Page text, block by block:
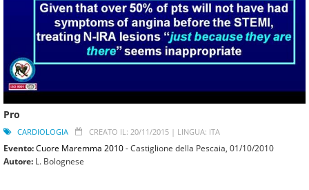
Pro
CARDIOLOGIA CREATO IL: 20/11/2015 | LINGUA: ITA
Evento:Cuore Maremma 2010- Castiglione della Pescaia, 01/10/2010
Autore: L. Bolognese